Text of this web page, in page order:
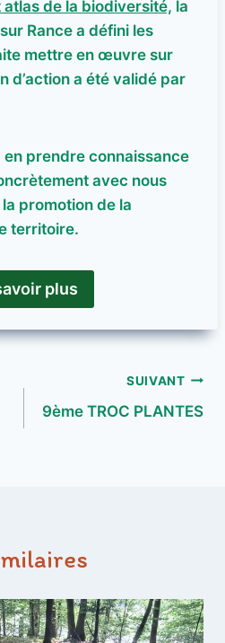
atlas de la biodiversité, la
Rance a défini les
mettre en œuvre sur
d’action a été validé par
en prendre connaissance
avec nous
promotion de la
territoire.
plus
SUIVANT
9ème TROC PLANTES